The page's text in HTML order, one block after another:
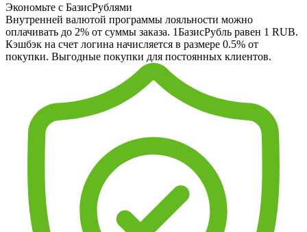
Экономьте с БазисРублями
Внутренней валютой программы лояльности можно
оплачивать до 2% от суммы заказа. 1БазисРубль равен 1 RUB.
Кэшбэк на счет логина начисляется в размере 0.5% от
покупки. Выгодные покупки для постоянных клиентов.